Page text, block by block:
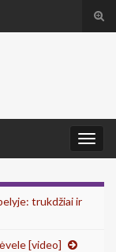
trukdžiai ir
[video]